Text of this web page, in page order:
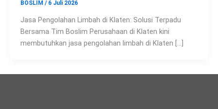
BOSLIM / 6 Juli 2026
Jasa Pengolahan Limbah di Klaten: Solusi Terpadu
Bersama Tim Boslim Perusahaan di Klaten kini
membutuhkan jasa pengolahan limbah di Klaten […]